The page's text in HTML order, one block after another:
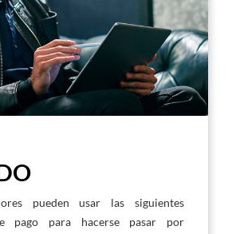
pueden usar las siguientes
pago para hacerse pasar por